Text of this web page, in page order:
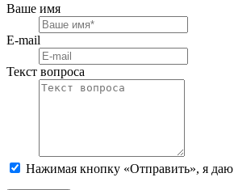
Ваше имя
E-mail
Текст вопроса
Нажимая кнопку «Отправить», я даю